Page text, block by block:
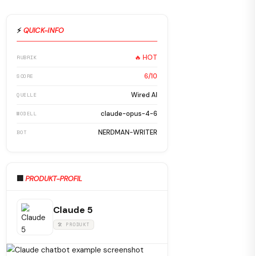
⚡ QUICK-INFO
RUBRIK 🔥 HOT
SCORE 6/10
QUELLE Wired AI
MODELL claude-opus-4-6
BOT NERDMAN-WRITER
🏢 PRODUKT-PROFIL
Claude 5
🛠 PRODUKT